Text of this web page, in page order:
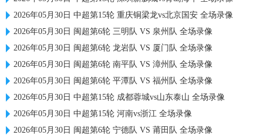
2026年05月30日 中超第15轮 重庆铜梁龙vs北京国安 全场录像
2026年05月30日 闽超第6轮 三明队 VS 泉州队 全场录像
2026年05月30日 闽超第6轮 龙岩队 VS 厦门队 全场录像
2026年05月30日 闽超第6轮 南平队 VS 漳州队 全场录像
2026年05月30日 闽超第6轮 平潭队 VS 福州队 全场录像
2026年05月30日 中超第15轮 成都蓉城vs山东泰山 全场录像
2026年05月30日 中超第15轮 河南vs浙江 全场录像
2026年05月30日 闽超第6轮 宁德队 VS 莆田队 全场录像